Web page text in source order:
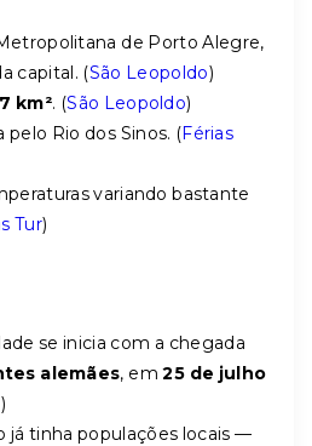
de Porto Alegre,
capital. (São Leopoldo)
km². (São Leopoldo)
Rio dos Sinos. (Férias
variando bastante
Tur)
se inicia com a chegada
alemães, em25 de julho
)
já tinha populações locais —